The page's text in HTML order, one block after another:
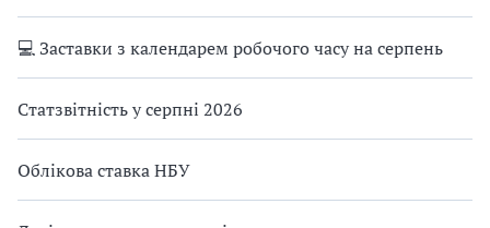
💻 Заставки з календарем робочого часу на серпень
Статзвітність у серпні 2026
Облікова ставка НБУ